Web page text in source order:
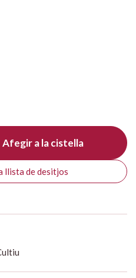
Afegir a la cistella
llista de desitjos